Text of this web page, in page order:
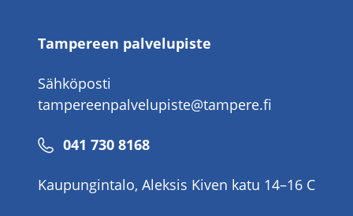
Tampereen palvelupiste
Sähköposti
tampereenpalvelupiste@tampere.fi
Puhelinnumero
041 730 8168
Kaupungintalo, Aleksis Kiven katu 14–16 C